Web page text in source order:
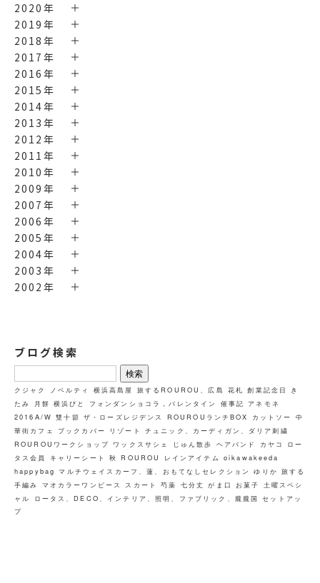
2020年
2019年
2018年
2017年
2016年
2015年
2014年
2013年
2012年
2011年
2010年
2009年
2007年
2006年
2005年
2004年
2003年
2002年
ブログ検索
検
索:
クジャク ノベルティ 横浜高島屋 旅するROUROU、広島 花札 創業記念日
き
たみ
月餅 横浜びと フォンダンショコラ，バレンタイン 催事記
アネモネ
2016A/W 雙十節 ザ・ローズレジデンス ROUROUランチBOX カットソー 中
華街カフェ
ブックカバー リゾート
チュニック、カーディガン、ダリア刺繍
ROUROUワークショップ ワックスサシェ
じゅん散歩 ヘアバンド カヤコ
ロー
タス会員
キャリーシート 秋 ROUROU レインアイテム oikawakeeda
happybag マルチウェイスカーフ、蓮、おもてなしセレクション ゆりか 旅する
手編み マオカラーワンピース スカート 芍薬 七分丈 がま口 お菓子
土曜スペシ
ャル
ロータス、DECO、インテリア、照明、ファブリック、朧朧国 セットアッ
プ